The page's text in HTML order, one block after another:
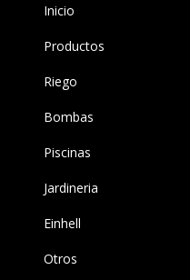
Inicio
Productos
Riego
Bombas
Piscinas
Jardineria
Einhell
Otros